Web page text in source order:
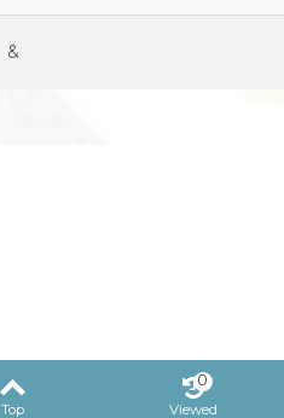
&
Top Viewed
0